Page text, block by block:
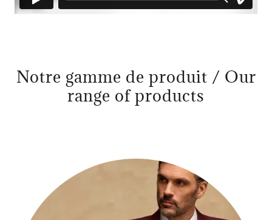
Notre gamme de produit / Our
range of products